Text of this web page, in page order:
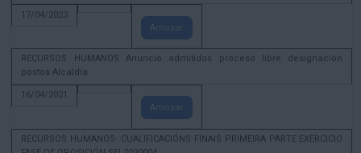
17/04/2023
Amosar
RECURSOS HUMANOS Anuncio admitidos proceso libre designación
postos Alcaldía
16/04/2021
Amosar
RECURSOS HUMANOS- CUALIFICACIÓNS FINAIS PRIMEIRA PARTE EXERCICIO